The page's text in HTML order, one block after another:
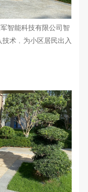
智能科技有限公司智
术﹐为小区居民出入